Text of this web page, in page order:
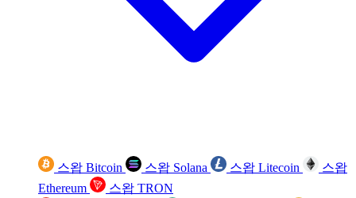
스왑 Bitcoin 스왑 Solana 스왑 Litecoin
스왑
Ethereum
스왑 TRON